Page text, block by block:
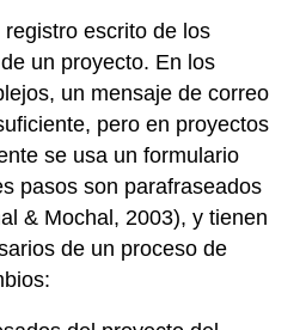
escrito de los
un proyecto. En los
un mensaje de correo
pero en proyectos
se usa un formulario
pasos son parafraseados
& Mochal, 2003), y tienen
de un proceso de